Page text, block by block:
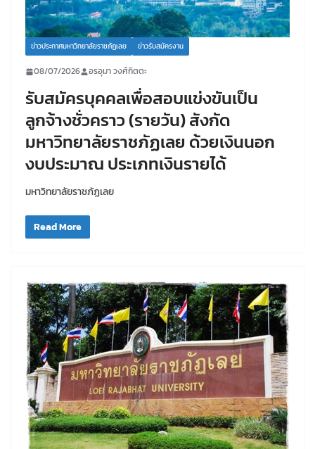
ข่าวประกาศมหาวิทยาลัยราชภัฏเลย ข่าวรับสมัครงาน
08/07/2026 อรอุมา วงศ์กิตตะ
รับสมัครบุคคลเพื่อสอบแข่งขันเป็น
ลูกจ้างชั่วคราว (รายวัน) สังกัด
มหาวิทยาลัยราชภัฏเลย ด้วยเงินนอก
งบประมาณ ประเภทเงินรายได้
มหาวิทยาลัยราชภัฏเลย
Read More